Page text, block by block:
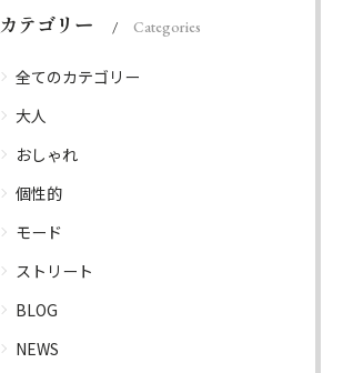
カテゴリー Categories
全てのカテゴリー
大人
おしゃれ
個性的
モード
ストリート
BLOG
NEWS